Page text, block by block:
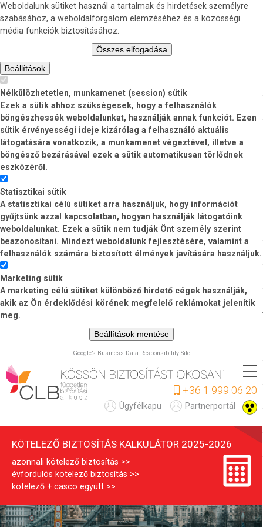
Weboldalunk sütiket használ a tartalmak és hirdetések személyre
szabásához, a weboldalforgalom elemzéséhez és a közösségi
média funkciók biztosításához.
Összes elfogadása
Beállítások
Nélkülözhetetlen, munkamenet (session) sütik
Ezek a sütik ahhoz szükségesek, hogy a felhasználók
böngészhessék weboldalunkat, használják annak funkciót. Ezen
sütik érvényességi ideje kizárólag a felhasználó aktuális
látogatására vonatkozik, a munkamenet végeztével, illetve a
böngésző bezárásával ezek a sütik automatikusan törlődnek
eszközéről.
Statisztikai sütik
A statisztikai célú sütiket arra használjuk, hogy információt
gyűjtsünk azzal kapcsolatban, hogyan használják látogatóink
weboldalunkat. Ezek a sütik nem tudják Önt személy szerint
beazonosítani. Mindezt weboldalunk fejlesztésére, valamint a
felhasználók számára biztosított élmények javítására használjuk.
Marketing sütik
A marketing célú sütiket különböző hirdető cégek használják,
akik az Ön érdeklődési körének megfelelő reklámokat jelenítik
meg.
Beállítások mentése
Google’s Business Data Responsibility Site
Ugrás
a
tartalomra
ö
e
e
+36 1 999 06 20
Partnerportál
Ügyfélkapu
KÖTELEZŐ BIZTOSÍTÁS KALKULÁTOR 2025-2026
azonnali kötelező biztosítás
évfordulós kötelező biztosítás
kötelező + casco együtt